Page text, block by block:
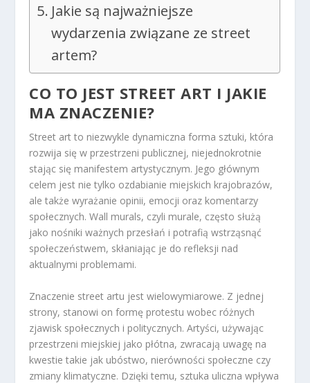
Jakie są najważniejsze
wydarzenia związane ze street
artem?
CO TO JEST STREET ART I JAKIE
MA ZNACZENIE?
Street art to niezwykle dynamiczna forma sztuki, która
rozwija się w przestrzeni publicznej, niejednokrotnie
stając się manifestem artystycznym. Jego głównym
celem jest nie tylko ozdabianie miejskich krajobrazów,
ale także wyrażanie opinii, emocji oraz komentarzy
społecznych. Wall murals, czyli murale, często służą
jako nośniki ważnych przesłań i potrafią wstrząsnąć
społeczeństwem, skłaniając je do refleksji nad
aktualnymi problemami.
Znaczenie street artu jest wielowymiarowe. Z jednej
strony, stanowi on formę protestu wobec różnych
zjawisk społecznych i politycznych. Artyści, używając
przestrzeni miejskiej jako płótna, zwracają uwagę na
kwestie takie jak ubóstwo, nierówności społeczne czy
zmiany klimatyczne. Dzięki temu, sztuka uliczna wpływa